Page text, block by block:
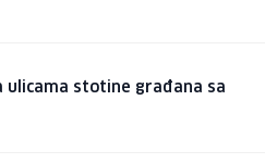
ulicama stotine građana sa